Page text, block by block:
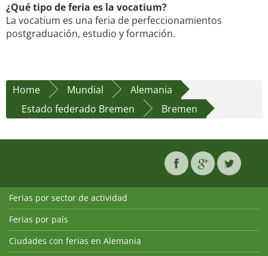
¿Qué tipo de feria es la vocatium?
La vocatium es una feria de perfeccionamientos
postgraduación, estudio y formación.
Home Mundial
Alemania
Estado federado Bremen
Bremen
Ferias por sector de actividad
Ferias por país
Ciudades con ferias en Alemania